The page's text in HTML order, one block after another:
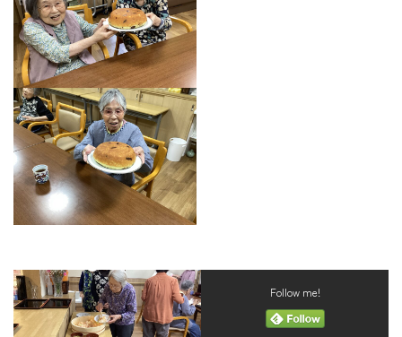
Follow me!